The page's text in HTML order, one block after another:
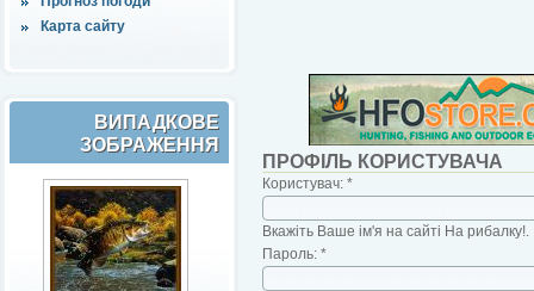
Карта сайту
ВИПАДКОВЕ
ЗОБРАЖЕННЯ
ПРОФІЛЬ КОРИСТУВАЧА
Користувач: *
Вкажіть Ваше ім'я на сайті На рибалку!.
Пароль: *